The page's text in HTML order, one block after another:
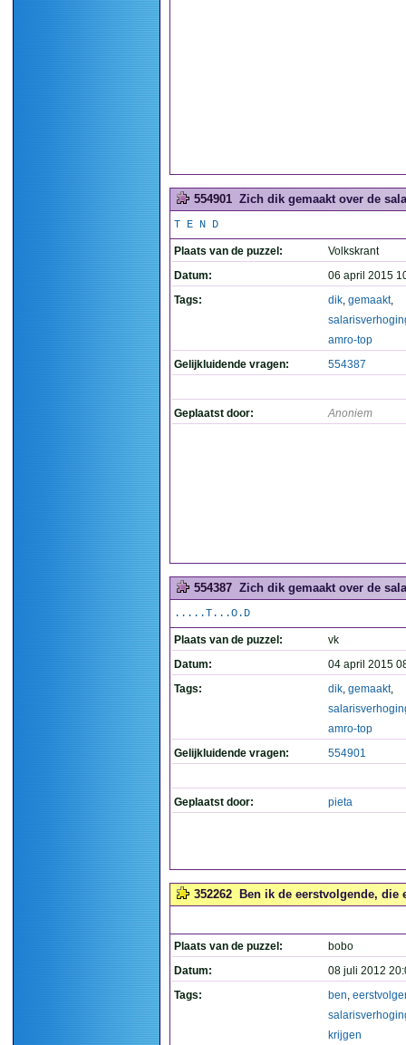
554901 Zich dik gemaakt over de
T E N D
Plaats van de puzzel:
Volkskrant
Datum:
06 april 2015
Tags:
dik, gemaakt,
amro-top
Gelijkluidende vragen:
554387
Geplaatst door: Anoniem
554387 Zich dik gemaakt over de
.....T...O.D
Plaats van de puzzel:
vk
Datum:
04 april 2015
Tags:
dik, gemaakt,
amro-top
Gelijkluidende vragen:
554901
Geplaatst door: pieta
352262 Ben ik de eerstvolgende, die
Plaats van de puzzel:
bobo
Datum:
08 juli 2012
Tags:
ben,
krijgen